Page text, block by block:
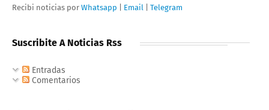
Recibi noticias por Whatsapp Email Telegram
Suscribite A Noticias Rss
Entradas
Comentarios